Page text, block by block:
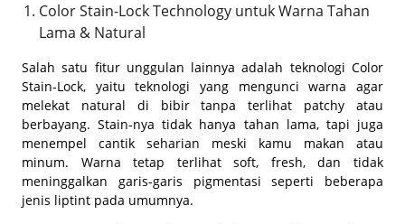
Color Stain-Lock Technology untuk Warna Tahan
Lama & Natural
Salah satu fitur unggulan lainnya adalah teknologi Color
Stain-Lock, yaitu teknologi yang mengunci warna agar
melekat natural di bibir tanpa terlihat patchy atau
berbayang. Stain-nya tidak hanya tahan lama, tapi juga
menempel cantik seharian meski kamu makan atau
minum. Warna tetap terlihat soft, fresh, dan tidak
meninggalkan garis-garis pigmentasi seperti beberapa
jenis liptint pada umumnya.